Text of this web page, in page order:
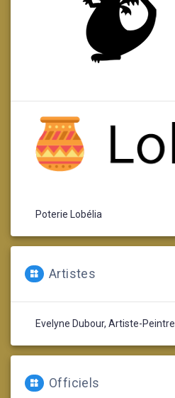
Poterie Lobélia
Artistes
Evelyne Dubour, Artiste-Peintre
Officiels